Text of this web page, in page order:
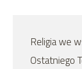
Religia we
Ostatniego